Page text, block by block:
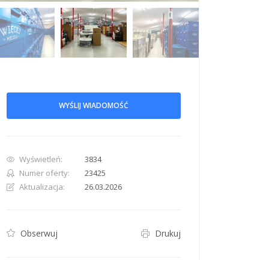
down 100 pixels: down arrow. Rotate 15 degrees clockwise: shift +
WYŚLIJ WIADOMOŚĆ
Wyświetleń:
3834
Numer oferty:
23425
Aktualizacja:
26.03.2026
Obserwuj Drukuj